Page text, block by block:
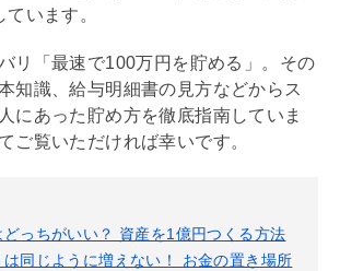
います。
リ「最速で100万円を貯める」。その
知識、給与明細書の見方などからス
にあった貯め方を徹底指南していま
ご覧いただければ幸いです。
っちがいい？ 資産を1億円つくる方法
同じように増えない！ お金の置き場所